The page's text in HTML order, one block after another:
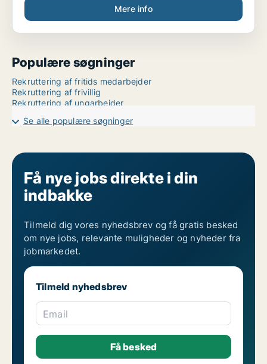
Mere info
Populære søgninger
Rekruttering af fritids medarbejder
Rekruttering af frivillig
Rekruttering af ungarbejder
Se alle populære søgninger
Få nye jobs direkte i din
indbakke
Tilmeld dig vores nyhedsbrev og få gratis besked
om nye jobs, relevante muligheder og nyheder fra
jobmarkedet.
Tilmeld nyhedsbrev
Email